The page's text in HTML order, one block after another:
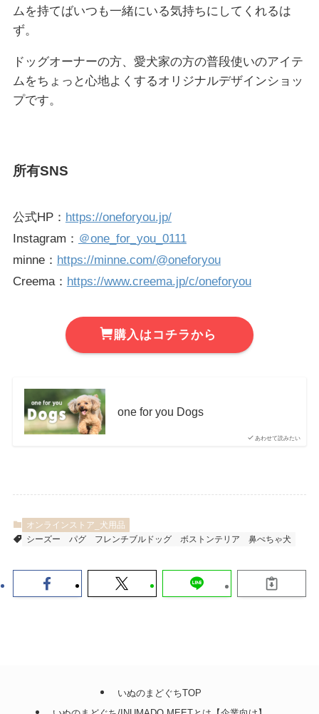
ムを持てばいつも一緒にいる気持ちにしてくれるは
ず。
ドッグオーナーの方、愛犬家の方の普段使いのアイテ
ムをちょっと心地よくするオリジナルデザインショッ
プです。
所有SNS
公式HP： https://oneforyou.jp/
Instagram： ＠one_for_you_0111
minne： https://minne.com/@oneforyou
Creema： https://www.creema.jp/c/oneforyou
購入はコチラから
あわせて読みたい
one for you Dogs
オンラインストア_犬用品
シーズー
パグ フレンチブルドッグ ボストンテリア 鼻ぺちゃ犬
いぬのまどぐちTOP